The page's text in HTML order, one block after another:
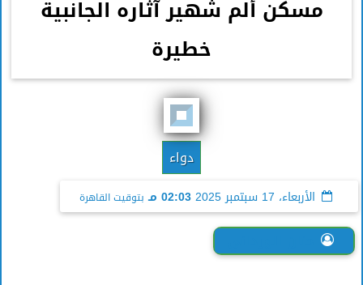
مسكن ألم شهير آثاره الجانبية
خطيرة
دواء
الأربعاء، 17 سبتمبر 2025 02:03 مـ بتوقيت القاهرة